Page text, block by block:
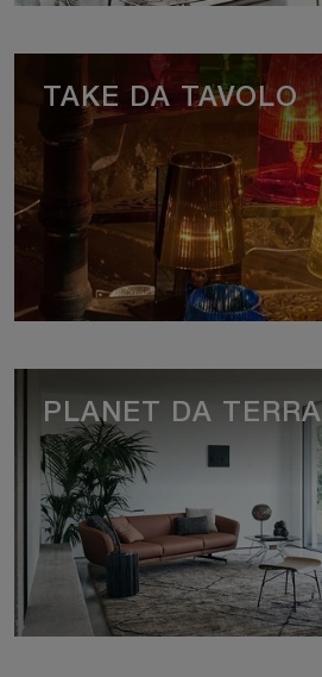
TAKE DA TAVOLO
PLANET DA TERRA